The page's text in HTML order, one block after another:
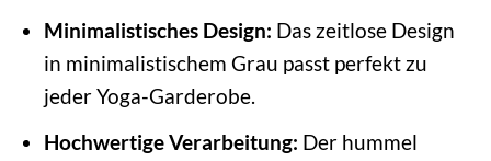
Minimalistisches Design: Das zeitlose Design
in minimalistischem Grau passt perfekt zu
jeder Yoga-Garderobe.
Hochwertige Verarbeitung: Der hummel